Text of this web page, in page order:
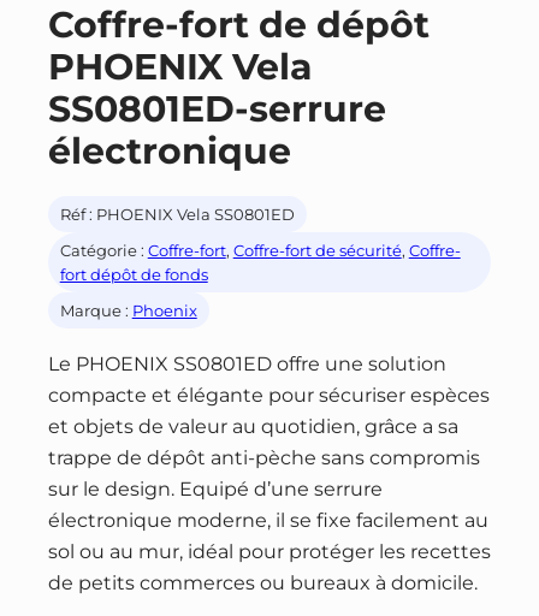
Coffre-fort de dépôt
PHOENIX Vela
SS0801ED-serrure
électronique
Réf : PHOENIX Vela SS0801ED
Catégorie : Coffre-fort, Coffre-fort de sécurité, Coffre-
fort dépôt de fonds
Marque : Phoenix
Le PHOENIX SS0801ED offre une solution
compacte et élégante pour sécuriser espèces
et objets de valeur au quotidien, grâce a sa
trappe de dépôt anti-pèche sans compromis
sur le design. Equipé d’une serrure
électronique moderne, il se fixe facilement au
sol ou au mur, idéal pour protéger les recettes
de petits commerces ou bureaux à domicile.